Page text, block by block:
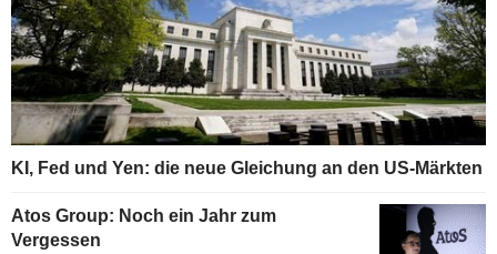
KI, Fed und Yen: die neue Gleichung an den US-Märkten
Atos Group: Noch ein Jahr zum
Vergessen